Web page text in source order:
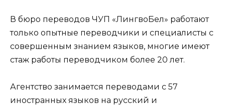
В бюро переводов ЧУП «ЛингвоБел» работают
только опытные переводчики и специалисты с
совершенным знанием языков, многие имеют
стаж работы переводчиком более 20 лет.
Агентство занимается переводами с 57
иностранных языков на русский и